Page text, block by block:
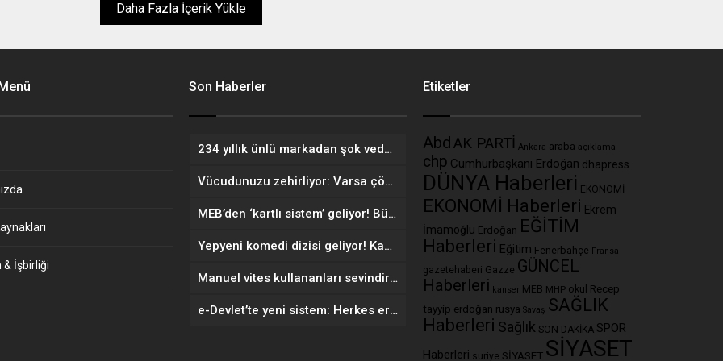
Google'ın kurucu ortağı
şaşırtabilir. Çünkü
tehdit...
Daha Fazla İçerik Yükle
& İşbirliği
Son Haberler
234 yıllık ünlü markadan şok veda! Mağazalarına kilit vuruluyor
Vücudunuzu zehirliyor: Varsa çöpe atın! Yiyeni hasta ediyor
MEB’den ‘kartlı sistem’ geliyor! Bütün okullarda uygulanacak
Yepyeni komedi dizisi geliyor! Kahkaha tufanı estirecek
Manuel vites kullananları sevindiren haber! Faydası şaşırttı
e-Devlet’te yeni sistem: Herkes erişebilecek! Artık tek ekranda…
Etiketler
AbdAK PARTİ Ankara araba açıklama
chp Cumhurbaşkanı Erdoğan dhapress
DÜNYA Haberleri EKONOMİ
EKONOMİ Haberleri Ekrem
İmamoğlu Erdoğan EĞİTİM
Haberleri Eğitim Fenerbahçe Fransa
gazetehaberi Gazze GÜNCEL
Haberleri kanser MEB MHP okul Recep
tayyip erdoğan rusya Savaş SAĞLIK
Haberleri Sağlık SON DAKİKA SPOR
Haberleri suriye SİYASET SİYASET